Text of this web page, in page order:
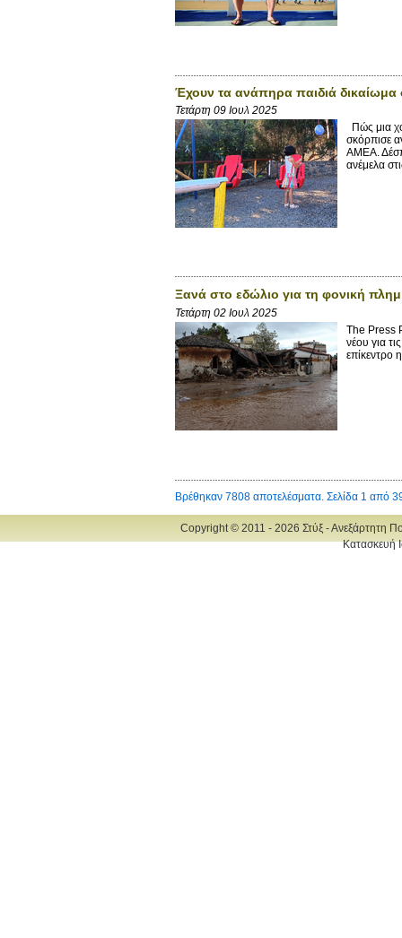
Έχουν τα ανάπηρα παιδιά δικαίωμα
Τετάρτη 09 Ιουλ 2025
Πώς μια
σκόρπισε
ΑΜΕΑ.
ανέμελα
Ξανά στο εδώλιο για τη φονική
Τετάρτη 02 Ιουλ 2025
The Press
νέου για
επίκεντρο
Βρέθηκαν 7808 αποτελέσματα. Σελίδα 1 από
Copyright © 2011 - 2026 Στύξ - Ανεξάρτητη
Κατασκευή